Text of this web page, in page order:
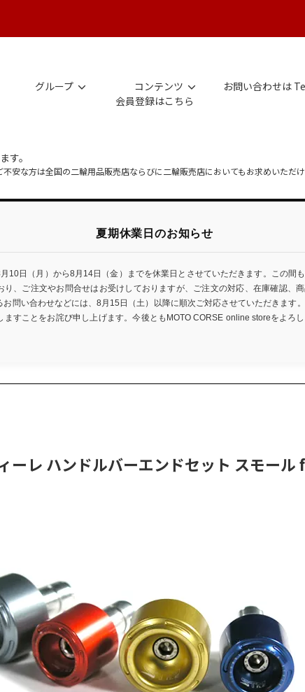
グループ コンテンツ
お問い合わせは
会員登録はこちら
す。
な方は全国の二輪用品販売店ならびに二輪販売店においてもお求めいただ
夏期休業日のお知らせ
10日（月）から8月14日（金）までを休業日とさせていただきます。この間
り、ご注文やお問合せはお受けしておりますが、ご注文の対応、在庫確認、
お問い合わせなどには、8月15日（土）以降に順次ご対応させていただきます
ますことをお詫び申し上げます。今後ともMOTO CORSE online storeをよろ
ーレ ハンドルバーエンドセット スモー